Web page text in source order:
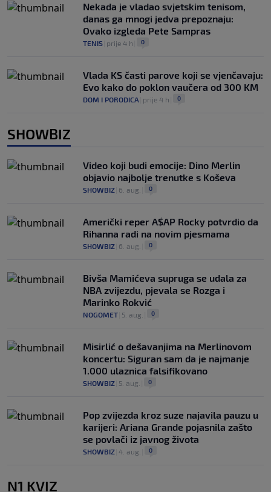
Nekada je vladao svjetskim tenisom,
danas ga mnogi jedva prepoznaju:
Ovako izgleda Pete Sampras
TENIS prije 4 h 0
Vlada KS časti parove koji se vjenčavaju:
Evo kako do poklon vaučera od 300 KM
DOM I PORODICA prije 4 h 0
SHOWBIZ
Video koji budi emocije: Dino Merlin
objavio najbolje trenutke s Koševa
SHOWBIZ 6. aug. 0
Američki reper A$AP Rocky potvrdio da
Rihanna radi na novim pjesmama
SHOWBIZ 6. aug. 0
Bivša Mamićeva supruga se udala za
NBA zvijezdu, pjevala se Rozga i
Marinko Rokvić
NOGOMET 5. aug. 0
Misirlić o dešavanjima na Merlinovom
koncertu: Siguran sam da je najmanje
1.000 ulaznica falsifikovano
SHOWBIZ 5. aug. 0
Pop zvijezda kroz suze najavila pauzu u
karijeri: Ariana Grande pojasnila zašto
se povlači iz javnog života
SHOWBIZ 4. aug. 0
N1 KVIZ